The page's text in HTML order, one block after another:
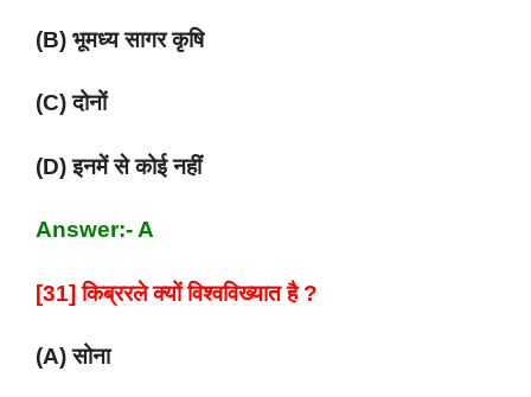
(B) भूमध्य सागर कृषि
(C) दोनों
(D) इनमें से कोई नहीं
Answer:- A
[31] किब्ररले क्यों विश्वविख्यात है ?
(A) सोना